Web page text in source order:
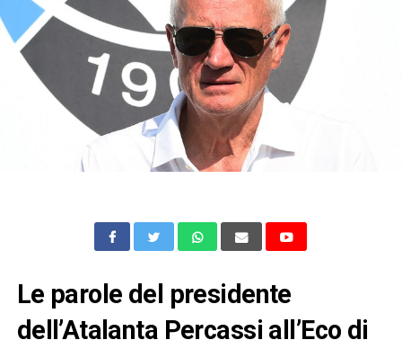
Le parole del presidente
dell’Atalanta Percassi all’Eco di